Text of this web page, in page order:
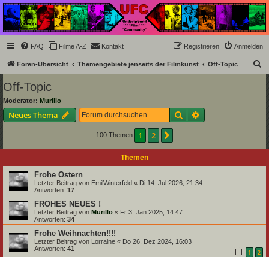
Underground Film
Community
Die Underground Film Community ist ein deutschsprachiges Filmforum und ein Paradies
für Cineasten und Filmsüchtige jenseits des Mainstreams.
FAQ Filme A-Z Kontakt Anmelden
Registrieren
Foren-Übersicht Themengebiete jenseits der Filmkunst Off-Topic
Off-Topic
Moderator: Murillo
Neues Thema Suche
100 Themen 1 2
Themen
Frohe Ostern
Letzter Beitrag von EmilWinterfeld « Di 14. Jul 2026, 21:34
Antworten: 17
FROHES NEUES !
Letzter Beitrag von Murillo « Fr 3. Jan 2025, 14:47
Antworten: 34
Frohe Weihnachten!!!!
Letzter Beitrag von Lorraine « Do 26. Dez 2024, 16:03
Antworten: 41 1 2